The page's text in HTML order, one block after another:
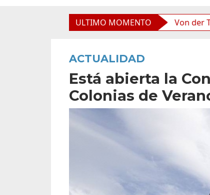
ULTIMO MOMENTO
boliviana”, afirmó Becerra Von der Thusen
ACTUALIDAD
Está abierta la
Colonias de